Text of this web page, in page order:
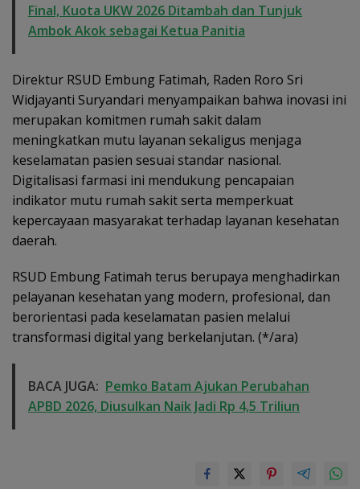
Final, Kuota UKW 2026 Ditambah dan Tunjuk
Ambok Akok sebagai Ketua Panitia
Direktur RSUD Embung Fatimah, Raden Roro Sri
Widjayanti Suryandari menyampaikan bahwa inovasi ini
merupakan komitmen rumah sakit dalam
meningkatkan mutu layanan sekaligus menjaga
keselamatan pasien sesuai standar nasional.
Digitalisasi farmasi ini mendukung pencapaian
indikator mutu rumah sakit serta memperkuat
kepercayaan masyarakat terhadap layanan kesehatan
daerah.
RSUD Embung Fatimah terus berupaya menghadirkan
pelayanan kesehatan yang modern, profesional, dan
berorientasi pada keselamatan pasien melalui
transformasi digital yang berkelanjutan. (*/ara)
BACA JUGA: Pemko Batam Ajukan Perubahan
APBD 2026, Diusulkan Naik Jadi Rp 4,5 Triliun